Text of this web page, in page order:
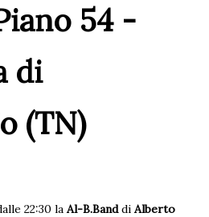
54 -
di
(TN)
22:30 la Al-B.Banddi Alberto